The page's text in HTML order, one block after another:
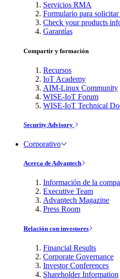
Servicios RMA
Formulario para
Check your products
Garantías
Compartir y formación
Recursos
IoT Academy
AIM-Linux Community
WISE-IoT Forum
WISE-IoT Technical
Security Advisory
Corporativo
Acerca de Advantech
Información de la
Executive Team
Advantech Magazine
Press Room
Relación con investores
Financial Results
Corporate Governance
Investor Conferences
Shareholder Information